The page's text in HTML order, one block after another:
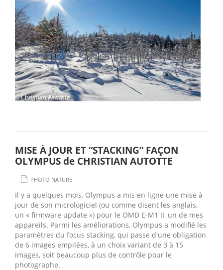
MISE À JOUR ET “STACKING” FAÇON
OLYMPUS de CHRISTIAN AUTOTTE
PHOTO NATURE
Il y a quelques mois, Olympus a mis en ligne une mise à
jour de son micrologiciel (ou comme disent les anglais,
un « firmware update ») pour le OMD E-M1 II, un de mes
appareils. Parmi les améliorations, Olympus a modifié les
paramètres du focus stacking, qui passe d'une obligation
de 6 images empilées, à un choix variant de 3 à 15
images, soit beaucoup plus de contrôle pour le
photographe.